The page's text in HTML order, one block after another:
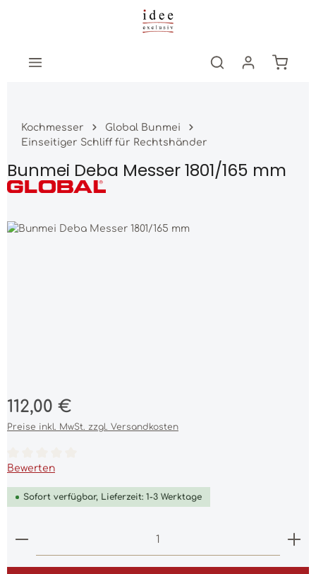
Zum Hauptinhalt springen
Kochmesser
Global Bunmei
Einseitiger Schliff für Rechtshänder
Bunmei Deba Messer 1801/165 mm
Bildergalerie überspringen
Regulärer Preis:
112,00 €
Preise inkl. MwSt. zzgl. Versandkosten
Durchschnittliche Bewertung von 0 von 5 Sternen
Bewerten
Sofort verfügbar, Lieferzeit: 1-3 Werktage
Produkt Anzahl: Gib den gewünschten Wert